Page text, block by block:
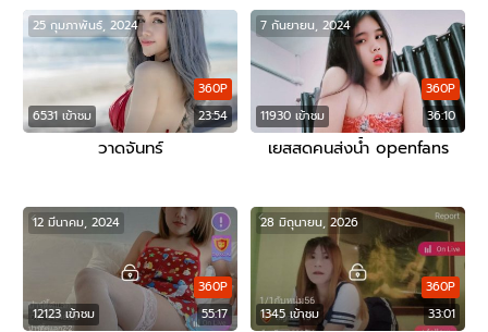
6531 เข้าชม 23:54
360P
25 กุมภาพันธ์, 2024
วาดจันทร์
11930 เข้าชม 36:10
360P
7 กันยายน, 2024
เยสสดคนส่งน้ำ openfans
12123 เข้าชม 55:17
360P
12 มีนาคม, 2024
1345 เข้าชม 33:01
360P
28 มิถุนายน, 2026